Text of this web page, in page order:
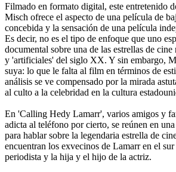
Filmado en formato digital, este entretenido
Misch ofrece el aspecto de una película de
concebida y la sensación de una película
Es decir, no es el tipo de enfoque que uno
documental sobre una de las estrellas de cine
y 'artificiales' del siglo XX. Y sin embargo,
suya: lo que le falta al film en términos de
análisis se ve compensado por la mirada
al culto a la celebridad en la cultura
En 'Calling Hedy Lamarr', varios amigos y
adicta al teléfono por cierto, se reúnen en
para hablar sobre la legendaria estrella de
encuentran los exvecinos de Lamarr en el
periodista y la hija y el hijo de la actriz.